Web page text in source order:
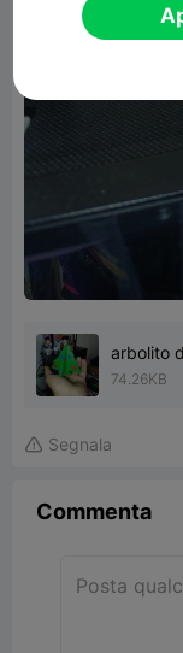
arbolito
74.26KB
 Segnala
Commenta